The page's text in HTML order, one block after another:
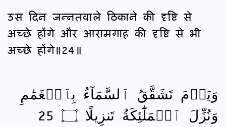
उस दिन जन्‍नतवाले ठिकाने की दृष्टि से
अच्छे होंगे और आरामगाह की दृष्टि से भी
अच्छे होंगे॥24॥
وَيَوۡمَ تَشَقَّقُ ٱلسَّمَآءُ بِٱلۡغَمَٰمِ
وَنُزِّلَ ٱلۡمَلَٰٓئِكَةُ تَنزِيلًا ۝ 25